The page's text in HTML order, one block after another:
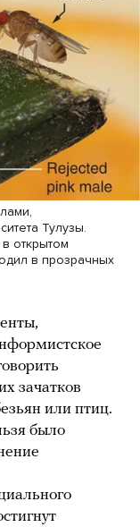
Тулузы.
открытом
в прозрачных
зачатков
или птиц.
было